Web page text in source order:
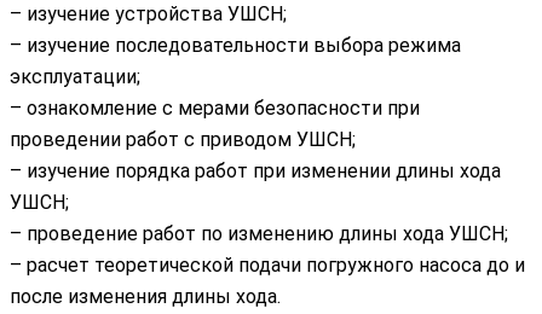
– изучение устройства УШCН;
– изучение последовательности выбора режима
эксплуатации;
– ознакомление с мерами безопасности при
проведении работ с приводом УШCН;
– изучение порядка работ при изменении длины хода
УШCН;
– проведение работ по изменению длины хода УШCН;
– расчет теоретической подачи погружного насоса до и
после изменения длины хода.